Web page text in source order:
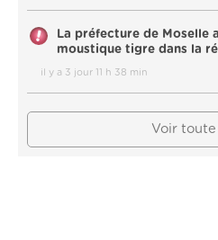
La préfecture de Moselle
moustique tigre dans la
il y a 3 jour 11 h 38 min
Voir